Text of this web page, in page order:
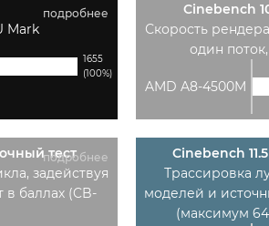
подробнее
Mark
1655
(100%)
Cinebench
Скорость
один
AMD A8-4500M
подробнее
тест
задействуя
в баллах (CB-
Cinebench
Трассировка
моделей и
(максимум